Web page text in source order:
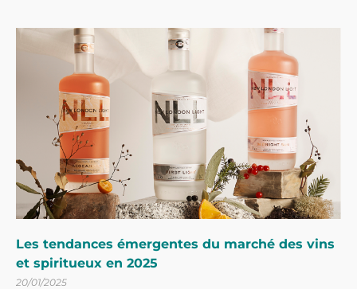
Les tendances émergentes du marché des vins
et spiritueux en 2025
20/01/2025